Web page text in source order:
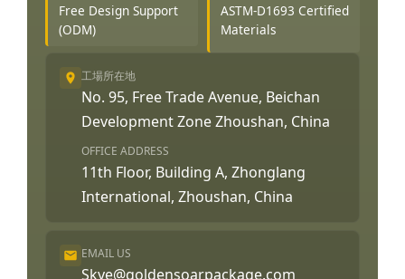
Free Design Support
(ODM)
ASTM-D1693 Certified
Materials
工場所在地
No. 95, Free Trade Avenue, Beichan
Development Zone Zhoushan, China
OFFICE ADDRESS
11th Floor, Building A, Zhonglang
International, Zhoushan, China
EMAIL US
Skye@goldensoarpackage.com